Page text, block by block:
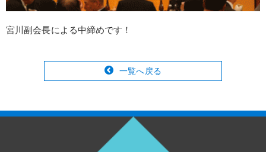
宮川副会長による中締めです！
一覧へ戻る